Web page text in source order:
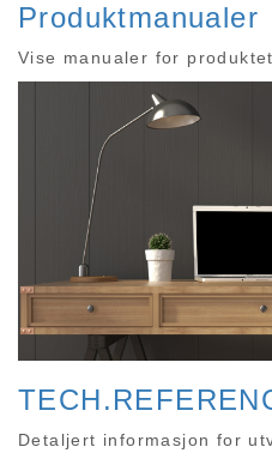
Produktmanualer
Vise manualer for
Detaljert informasjon for